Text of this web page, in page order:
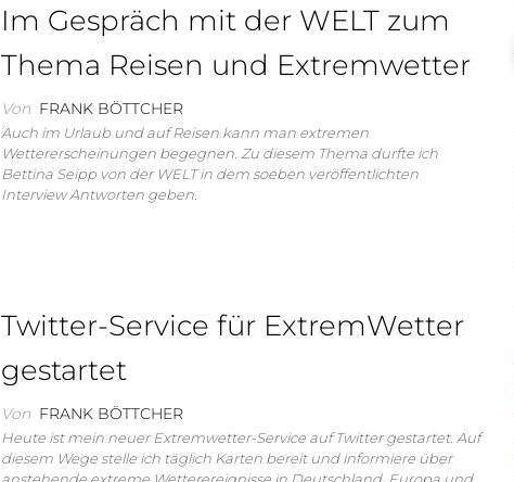
Im Gespräch mit der WELT zum
Thema Reisen und Extremwetter
Von FRANK BÖTTCHER
Auch im Urlaub und auf Reisen kann man extremen
Wettererscheinungen begegnen. Zu diesem Thema durfte ich
Bettina Seipp von der WELT in dem soeben veröffentlichten
Interview Antworten geben.
Twitter-Service für ExtremWetter
gestartet
Von FRANK BÖTTCHER
Heute ist mein neuer Extremwetter-Service auf Twitter gestartet. Auf
diesem Wege stelle ich täglich Karten bereit und informiere über